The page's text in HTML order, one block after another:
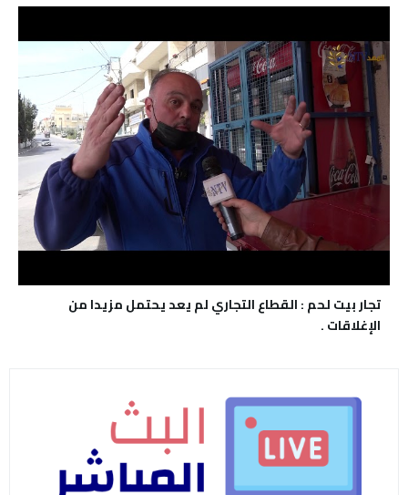
تجار بيت لحم : القطاع التجاري لم يعد يحتمل مزيدا من
الإغلاقات .